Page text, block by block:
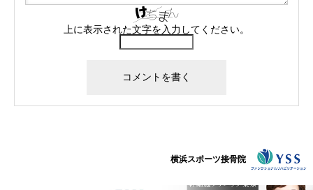
上に表示された文字を入力してください。
横浜スポーツ接骨院